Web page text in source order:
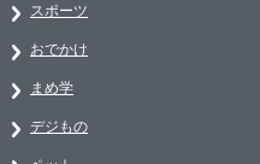
スポーツ
おでかけ
まめ学
デジもの